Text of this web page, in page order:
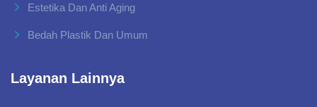
Estetika Dan Anti Aging
Bedah Plastik Dan Umum
Layanan Lainnya